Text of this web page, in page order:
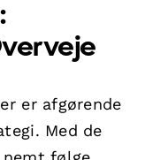
er afgørende
Med de